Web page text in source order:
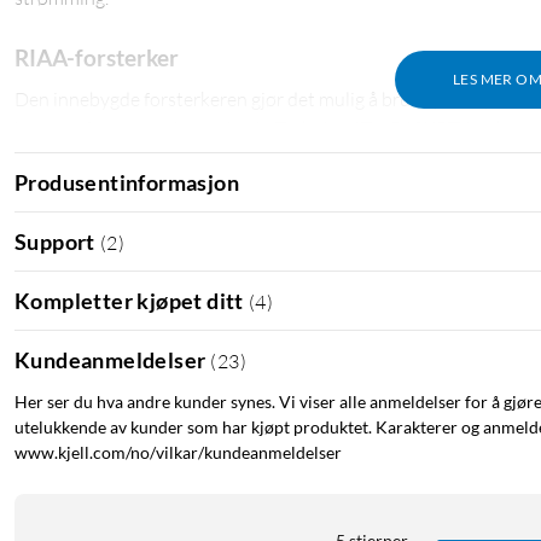
LES MER
RIAA-forsterker
Den innebygde forsterkeren gjør det mulig å bruke
er innebygd i forsterkeren din.
USB-lydkort kompatibelt med Windows 7 og nyere samt Mac
pickup: ATN3600L (kan skiftes ut). Motor: DC-servo med
(valgfritt). SNR: >50 dB. Photo pre-amp: 36 dB nominelt,
(1,2 m), USB-kabel (1,9 m) og strømadapter (1,5 m). Mål:
Produsentinformasjon
Support (2)
Kompletter kjøpet ditt (4)
Kundeanmeldelser (23)
Her ser du hva andre kunder synes. Vi viser alle anmeldelser for å
utelukkende av kunder som har kjøpt produktet. Karakterer og
www.kjell.com/no/vilkar/kundeanmeldelser